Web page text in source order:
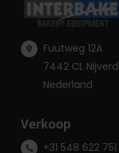
Fuutweg 12A
7442 CL
Nederland
Verkoop
+31 548 622 751